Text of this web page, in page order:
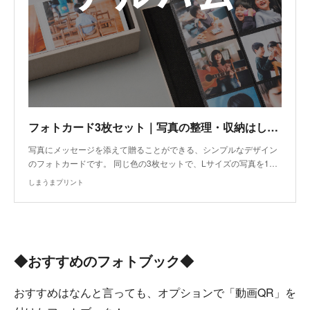
フォトカード3枚セット｜写真の整理・収納はしまうまプリントで
写真にメッセージを添えて贈ることができる、シンプルなデザイン
のフォトカードです。 同じ色の3枚セットで、Lサイズの写真を1…
しまうまプリント
◆おすすめのフォトブック◆
おすすめはなんと言っても、オプションで「動画QR」を